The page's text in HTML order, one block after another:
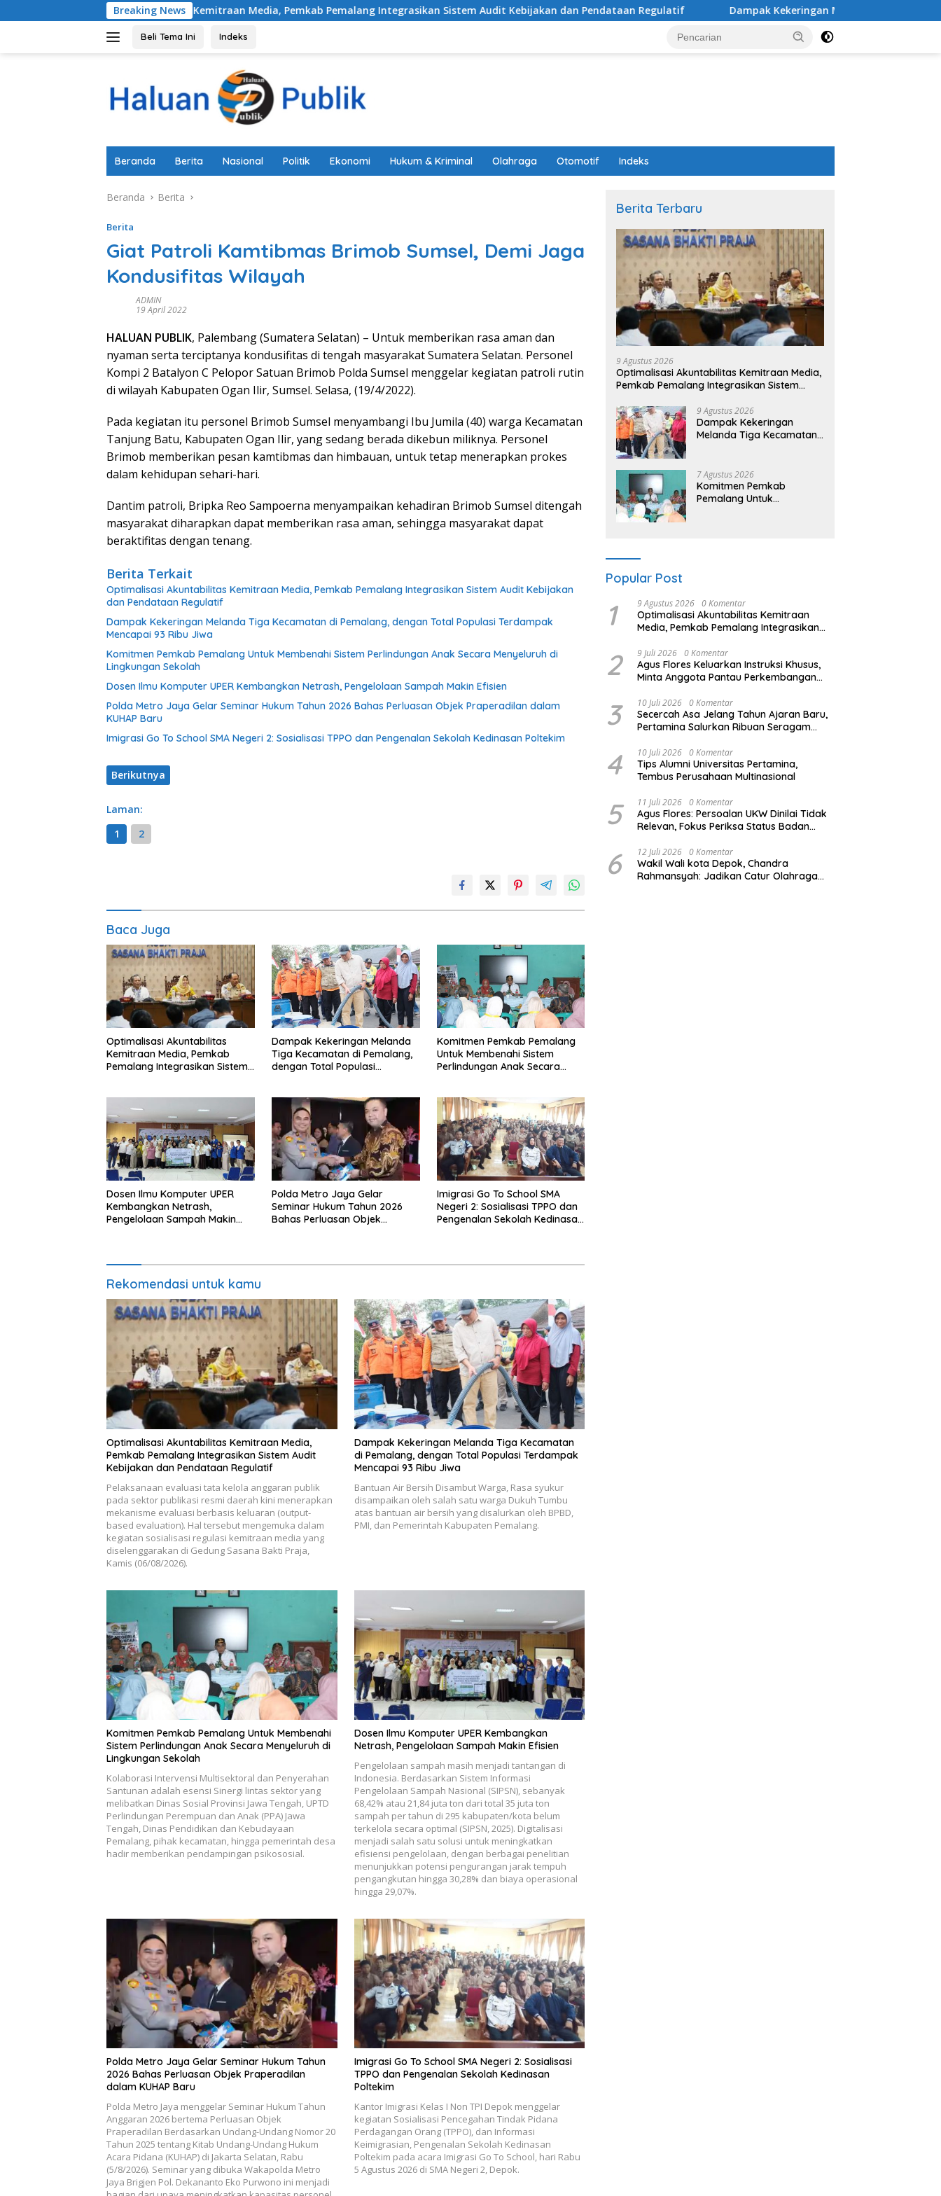
ke
Breaking News
Akuntabilitas Kemitraan Media, Pemkab Pemalang Integrasikan Sistem Audit Kebijakan dan Pendataan Regulatif Dampak Kekeringan Melanda Tiga Kecamatan di Pemalang,
Beli Tema Ini Indeks
Beranda Berita Nasional Politik Ekonomi Hukum & Kriminal Olahraga Otomotif Indeks
Beranda Berita
Berita
Giat Patroli Kamtibmas Brimob Sumsel, Demi Jaga
Kondusifitas Wilayah
ADMIN
19 April 2022
HALUAN PUBLIK, Palembang (Sumatera Selatan) – Untuk memberikan rasa aman dan
nyaman serta terciptanya kondusifitas di tengah masyarakat Sumatera Selatan. Personel
Kompi 2 Batalyon C Pelopor Satuan Brimob Polda Sumsel menggelar kegiatan patroli rutin
di wilayah Kabupaten Ogan Ilir, Sumsel. Selasa, (19/4/2022).
Pada kegiatan itu personel Brimob Sumsel menyambangi Ibu Jumila (40) warga Kecamatan
Tanjung Batu, Kabupaten Ogan Ilir, yang sedang berada dikebun miliknya. Personel
Brimob memberikan pesan kamtibmas dan himbauan, untuk tetap menerapkan prokes
dalam kehidupan sehari-hari.
Dantim patroli, Bripka Reo Sampoerna menyampaikan kehadiran Brimob Sumsel ditengah
masyarakat diharapkan dapat memberikan rasa aman, sehingga masyarakat dapat
beraktifitas dengan tenang.
Berita Terkait
​Optimalisasi Akuntabilitas Kemitraan Media, Pemkab Pemalang Integrasikan Sistem Audit Kebijakan
dan Pendataan Regulatif
Dampak Kekeringan Melanda Tiga Kecamatan di Pemalang, dengan Total Populasi Terdampak
Mencapai 93 Ribu Jiwa
Komitmen Pemkab Pemalang Untuk Membenahi Sistem Perlindungan Anak Secara Menyeluruh di
Lingkungan Sekolah
Dosen Ilmu Komputer UPER Kembangkan Netrash, Pengelolaan Sampah Makin Efisien
Polda Metro Jaya Gelar Seminar Hukum Tahun 2026 Bahas Perluasan Objek Praperadilan dalam
KUHAP Baru
Imigrasi Go To School SMA Negeri 2: Sosialisasi TPPO dan Pengenalan Sekolah Kedinasan Poltekim
Berikutnya
Laman:
1
2
Baca Juga
​Optimalisasi Akuntabilitas
Kemitraan Media, Pemkab
Pemalang Integrasikan Sistem
Dampak Kekeringan Melanda
Tiga Kecamatan di Pemalang,
dengan Total Populasi
Komitmen Pemkab Pemalang
Untuk Membenahi Sistem
Perlindungan Anak Secara
Dosen Ilmu Komputer UPER
Kembangkan Netrash,
Pengelolaan Sampah Makin
Polda Metro Jaya Gelar
Seminar Hukum Tahun 2026
Bahas Perluasan Objek
Imigrasi Go To School SMA
Negeri 2: Sosialisasi TPPO dan
Pengenalan Sekolah Kedinasan
Rekomendasi untuk kamu
​Optimalisasi Akuntabilitas Kemitraan Media,
Pemkab Pemalang Integrasikan Sistem Audit
Kebijakan dan Pendataan Regulatif
Pelaksanaan evaluasi tata kelola anggaran publik
pada sektor publikasi resmi daerah kini menerapkan
mekanisme evaluasi berbasis keluaran (output-
based evaluation). Hal tersebut mengemuka dalam
kegiatan sosialisasi regulasi kemitraan media yang
diselenggarakan di Gedung Sasana Bakti Praja,
Kamis (06/08/2026).
Dampak Kekeringan Melanda Tiga Kecamatan
di Pemalang, dengan Total Populasi Terdampak
Mencapai 93 Ribu Jiwa
​Bantuan Air Bersih Disambut Warga, ​Rasa syukur
disampaikan oleh salah satu warga Dukuh Tumbu
atas bantuan air bersih yang disalurkan oleh BPBD,
PMI, dan Pemerintah Kabupaten Pemalang.
Komitmen Pemkab Pemalang Untuk Membenahi
Sistem Perlindungan Anak Secara Menyeluruh di
Lingkungan Sekolah
Kolaborasi Intervensi Multisektoral dan Penyerahan
Santunan adalah esensi Sinergi lintas sektor yang
melibatkan Dinas Sosial Provinsi Jawa Tengah, UPTD
Perlindungan Perempuan dan Anak (PPA) Jawa
Tengah, Dinas Pendidikan dan Kebudayaan
Pemalang, pihak kecamatan, hingga pemerintah desa
hadir memberikan pendampingan psikososial.
Dosen Ilmu Komputer UPER Kembangkan
Netrash, Pengelolaan Sampah Makin Efisien
Pengelolaan sampah masih menjadi tantangan di
Indonesia. Berdasarkan Sistem Informasi
Pengelolaan Sampah Nasional (SIPSN), sebanyak
68,42% atau 21,84 juta ton dari total 35 juta ton
sampah per tahun di 295 kabupaten/kota belum
terkelola secara optimal (SIPSN, 2025). Digitalisasi
menjadi salah satu solusi untuk meningkatkan
efisiensi pengelolaan, dengan berbagai penelitian
menunjukkan potensi pengurangan jarak tempuh
pengangkutan hingga 30,28% dan biaya operasional
hingga 29,07%.
Polda Metro Jaya Gelar Seminar Hukum Tahun
2026 Bahas Perluasan Objek Praperadilan
dalam KUHAP Baru
Polda Metro Jaya menggelar Seminar Hukum Tahun
Anggaran 2026 bertema Perluasan Objek
Praperadilan Berdasarkan Undang-Undang Nomor 20
Tahun 2025 tentang Kitab Undang-Undang Hukum
Acara Pidana (KUHAP) di Jakarta Selatan, Rabu
(5/8/2026). Seminar yang dibuka Wakapolda Metro
Jaya Brigjen Pol. Dekananto Eko Purwono ini menjadi
Imigrasi Go To School SMA Negeri 2: Sosialisasi
TPPO dan Pengenalan Sekolah Kedinasan
Poltekim
Kantor Imigrasi Kelas I Non TPI Depok menggelar
kegiatan Sosialisasi Pencegahan Tindak Pidana
Perdagangan Orang (TPPO), dan Informasi
Keimigrasian, Pengenalan Sekolah Kedinasan
Poltekim pada acara Imigrasi Go To School, hari Rabu
5 Agustus 2026 di SMA Negeri 2, Depok.
Berita Terbaru
9 Agustus 2026
​Optimalisasi Akuntabilitas Kemitraan Media,
Pemkab Pemalang Integrasikan Sistem
9 Agustus 2026
Dampak Kekeringan
Melanda Tiga Kecamatan
Mencapai 93 Ribu Jiwa
7 Agustus 2026
Komitmen Pemkab
Pemalang Untuk
Popular Post
1 9 Agustus 2026 0 Komentar
​Optimalisasi Akuntabilitas Kemitraan
Media, Pemkab Pemalang Integrasikan
Regulatif
2 9 Juli 2026 0 Komentar
Agus Flores Keluarkan Instruksi Khusus,
Minta Anggota Pantau Perkembangan
3 10 Juli 2026 0 Komentar
Secercah Asa Jelang Tahun Ajaran Baru,
Pertamina Salurkan Ribuan Seragam
4 10 Juli 2026 0 Komentar
Tips Alumni Universitas Pertamina,
Tembus Perusahaan Multinasional
5 11 Juli 2026 0 Komentar
Agus Flores: Persoalan UKW Dinilai Tidak
Relevan, Fokus Periksa Status Badan
6 12 Juli 2026 0 Komentar
Wakil Wali kota Depok, Chandra
Rahmansyah: Jadikan Catur Olahraga